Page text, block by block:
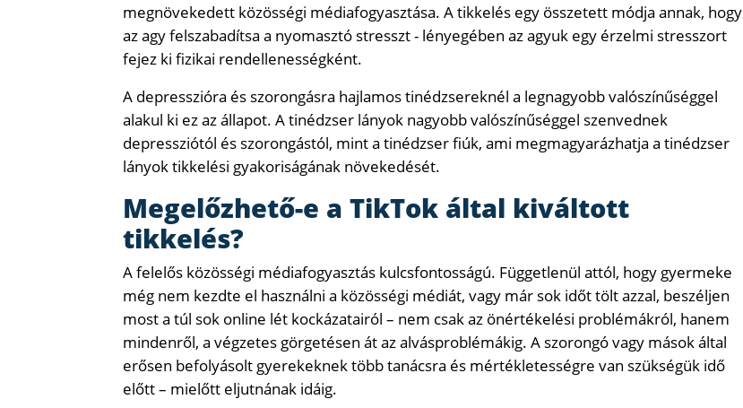
megnövekedett közösségi médiafogyasztása. A tikkelés egy összetett módja annak, hogy
az agy felszabadítsa a nyomasztó stresszt - lényegében az agyuk egy érzelmi stresszort
fejez ki fizikai rendellenességként.
A depresszióra és szorongásra hajlamos tinédzsereknél a legnagyobb valószínűséggel
alakul ki ez az állapot. A tinédzser lányok nagyobb valószínűséggel szenvednek
depressziótól és szorongástól, mint a tinédzser fiúk, ami megmagyarázhatja a tinédzser
lányok tikkelési gyakoriságának növekedését.
Megelőzhető-e a TikTok által kiváltott
tikkelés?
A felelős közösségi médiafogyasztás kulcsfontosságú. Függetlenül attól, hogy gyermeke
még nem kezdte el használni a közösségi médiát, vagy már sok időt tölt azzal, beszéljen
most a túl sok online lét kockázatairól – nem csak az önértékelési problémákról, hanem
mindenről, a végzetes görgetésen át az alvásproblémákig. A szorongó vagy mások által
erősen befolyásolt gyerekeknek több tanácsra és mértékletességre van szükségük idő
előtt – mielőtt eljutnának idáig.